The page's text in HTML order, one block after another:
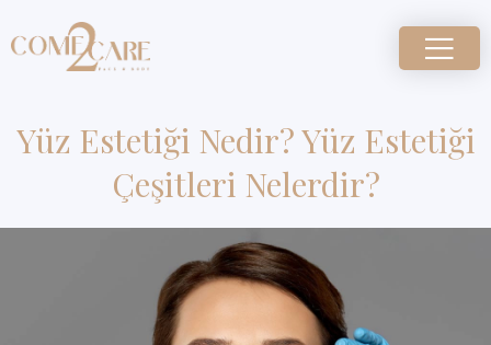
Yüz Estetiği Nedir? Yüz Estetiği
Çeşitleri Nelerdir?